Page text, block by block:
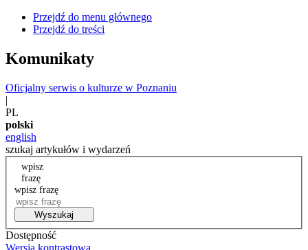
Przejdź do menu głównego
Przejdź do treści
Komunikaty
Oficjalny serwis o kulturze w Poznaniu
|
PL
polski
english
szukaj artykułów i wydarzeń
wpisz
frazę
wpisz frazę
Wyszukaj
Dostępność
Wersja kontrastowa